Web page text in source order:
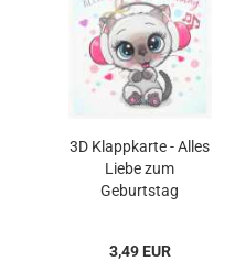
3D Klappkarte - Alles
Liebe zum
Geburtstag
3,49 EUR